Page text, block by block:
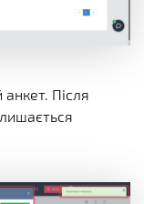
Після